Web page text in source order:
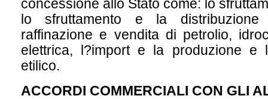
concessione allo Stato come: lo
lo sfruttamento e la
raffinazione e vendita di petrolio,
elettrica, l?import e la produzione e
etilico.
ACCORDI COMMERCIALI CON GLI